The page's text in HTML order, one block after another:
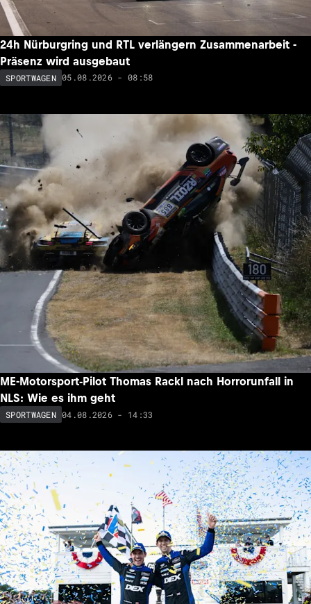
24h Nürburgring und RTL verlängern Zusammenarbeit -
Präsenz wird ausgebaut
SPORTWAGEN 05.08.2026 - 08:58
ME-Motorsport-Pilot Thomas Rackl nach Horrorunfall in
NLS: Wie es ihm geht
SPORTWAGEN 04.08.2026 - 14:33